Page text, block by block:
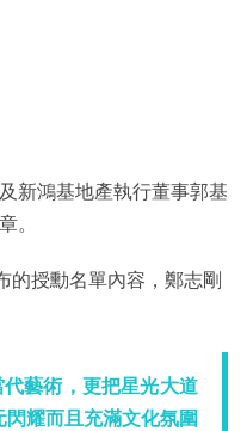
新鴻基地產執行董事郭基
。
的授勳名單內容，鄭志剛
代藝術，更把星光大道
耀而且充滿文化氛圍